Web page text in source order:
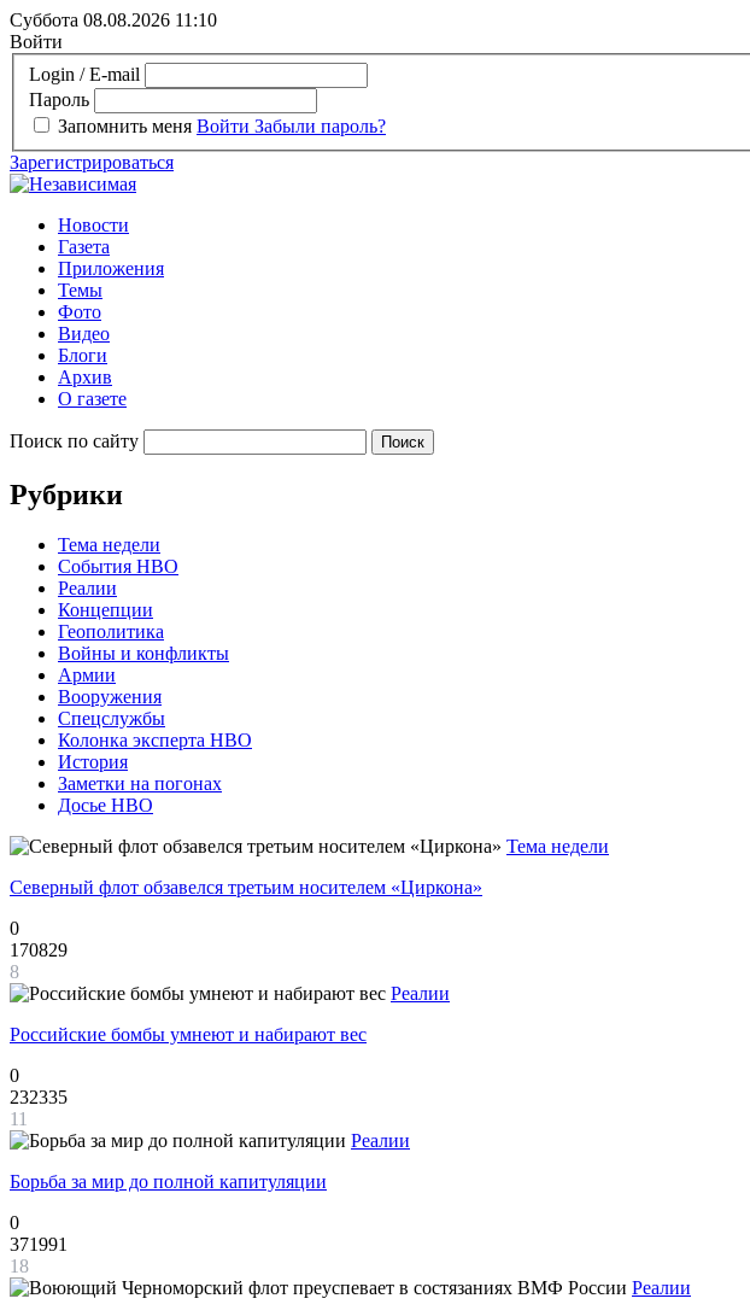
Суббота 08.08.2026 11:10
Войти
Login / E-mail
Пароль
Запомнить меня Войти Забыли пароль?
Зарегистрироваться
Новости
Газета
Приложения
Темы
Фото
Видео
Блоги
Архив
О газете
Поиск по сайту
Рубрики
Тема недели
События НВО
Реалии
Концепции
Геополитика
Войны и конфликты
Армии
Вооружения
Спецслужбы
Колонка эксперта НВО
История
Заметки на погонах
Досье НВО
Тема недели
Северный флот обзавелся третьим носителем «Циркона»
0
170829
8
Реалии
Российские бомбы умнеют и набирают вес
0
232335
11
Реалии
Борьба за мир до полной капитуляции
0
371991
18
Реалии